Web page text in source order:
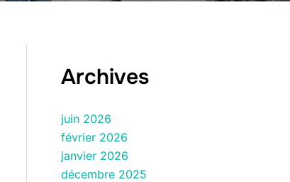
Archives
juin 2026
février 2026
janvier 2026
décembre 2025